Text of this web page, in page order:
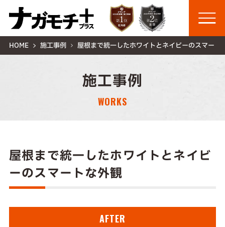
HOME 施工事例 屋根まで統一したホワイトとネイビーのスマート
施工事例
WORKS
屋根まで統一したホワイトとネイビ
ーのスマートな外観
AFTER